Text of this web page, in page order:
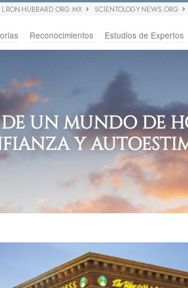
L RON HUBBARD.ORG.MX SCIENTOLOGY NEWS.ORG
Reconocimientos Estudios de Expertos
UN MUNDO DE
Y